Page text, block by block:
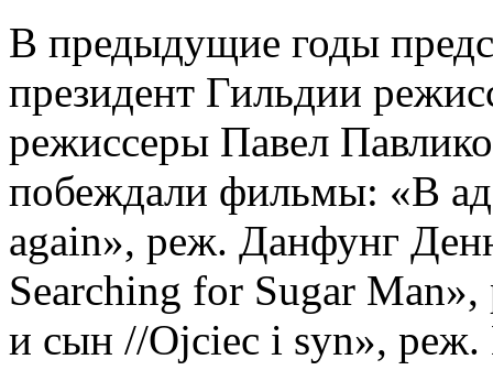
В предыдущие годы
президент Гильдии
режиссеры Павел
побеждали фильмы: «В
again», реж. Данфунг
Searching for Sugar
и сын //Ojciec i syn», реж.